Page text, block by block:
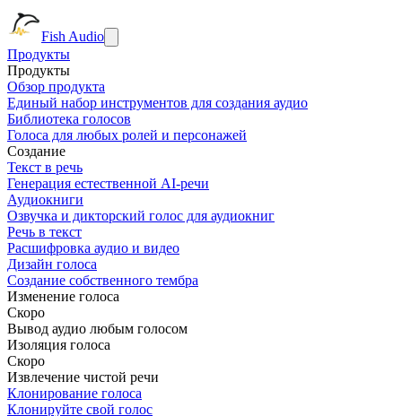
Fish Audio
Продукты
Продукты
Обзор продукта
Единый набор инструментов для создания аудио
Библиотека голосов
Голоса для любых ролей и персонажей
Создание
Текст в речь
Генерация естественной AI-речи
Аудиокниги
Озвучка и дикторский голос для аудиокниг
Речь в текст
Расшифровка аудио и видео
Дизайн голоса
Создание собственного тембра
Изменение голоса
Скоро
Вывод аудио любым голосом
Изоляция голоса
Скоро
Извлечение чистой речи
Клонирование голоса
Клонируйте свой голос